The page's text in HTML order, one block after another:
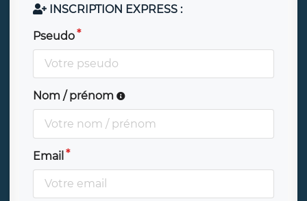
INSCRIPTION EXPRESS :
Pseudo
Nom / prénom
Email